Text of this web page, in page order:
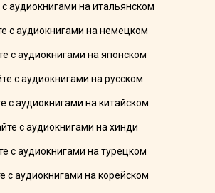
с аудиокнигами на итальянском
с аудиокнигами на немецком
с аудиокнигами на японском
с аудиокнигами на русском
с аудиокнигами на китайском
с аудиокнигами на хинди
с аудиокнигами на турецком
с аудиокнигами на корейском